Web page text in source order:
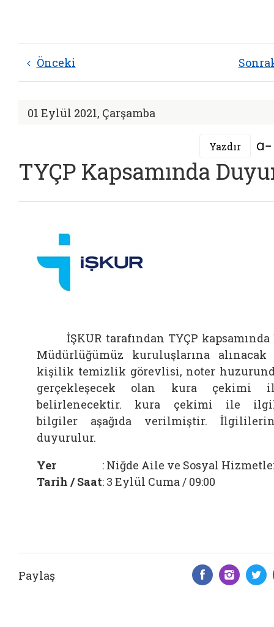
Önceki
01 Eylül 2021, Çarşamba
Yazdır
TYÇP Kapsamında
İŞKUR tarafından TYÇP kapsamında
Müdürlüğümüz kuruluşlarına alınacak
kişilik temizlik görevlisi, noter
gerçekleşecek olan kura çekimi
belirlenecektir. kura çekimi ile
bilgiler aşağıda verilmiştir.
duyurulur.
Yer
: Niğde Aile ve Sosyal
Tarih / Saat: 3 Eylül Cuma / 09:00
Paylaş